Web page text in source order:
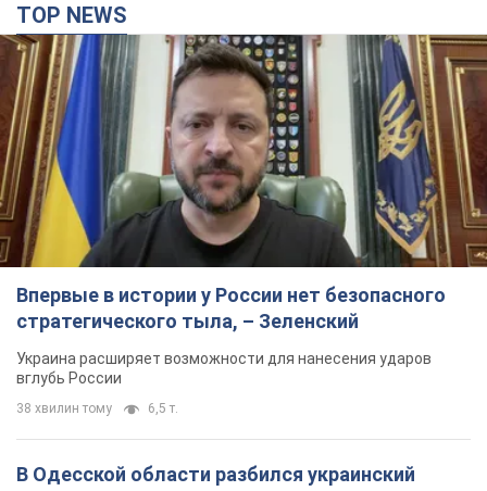
Впервые в истории у России нет безопасного
стратегического тыла, – Зеленский
Украина расширяет возможности для нанесения ударов
вглубь России
38 хвилин тому 6,5 т.
В Одесской области разбился украинский
МиГ-29, пилот катапультировался: все
подробности инцидента
задачи
годину тому 14,9 т.
нефтехимический комплекс: что известно о
последствиях. Фото и видео
От границы с Украиной более 2000 километров